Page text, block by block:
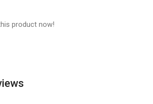
product now!